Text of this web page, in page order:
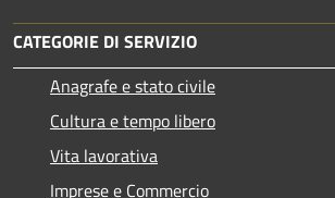
CATEGORIE DI SERVIZIO
Anagrafe e stato civile
Cultura e tempo libero
Vita lavorativa
Imprese e Commercio